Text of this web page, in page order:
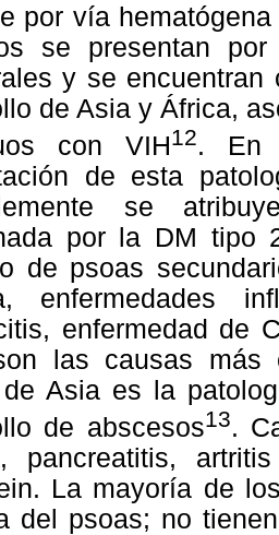
por vía
se presentan
y se
de Asia y África,
con VIH12. En
de esta
se
por la DM tipo
de psoas
enfermedades
enfermedad de
las causas más
Asia es la
de abscesos13.
pancreatitis,
La mayoría de
del psoas; no